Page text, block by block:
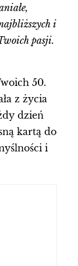
i
pasji.
50.
z życia
dzień
kartą do
i